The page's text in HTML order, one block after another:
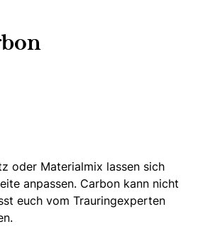
oder Materialmix lassen sich
anpassen. Carbon kann nicht
euch vom Trauringexperten